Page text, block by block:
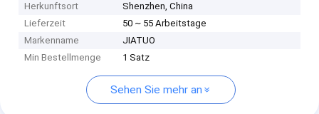
Herkunftsort
Shenzhen, China
Lieferzeit
50 ~ 55 Arbeitstage
Markenname
JIATUO
Min Bestellmenge
1 Satz
Sehen Sie mehr an